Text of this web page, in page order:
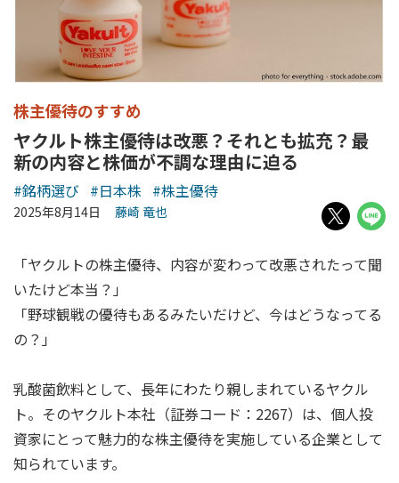
株主優待のすすめ
ヤクルト株主優待は改悪？それとも拡充？最
新の内容と株価が不調な理由に迫る
#銘柄選び #日本株 #株主優待
2025年8月14日 藤崎 竜也
「ヤクルトの株主優待、内容が変わって改悪されたって聞
いたけど本当？」
「野球観戦の優待もあるみたいだけど、今はどうなってる
の？」
乳酸菌飲料として、長年にわたり親しまれているヤクル
ト。そのヤクルト本社（証券コード：2267）は、個人投
資家にとって魅力的な株主優待を実施している企業として
知られています。